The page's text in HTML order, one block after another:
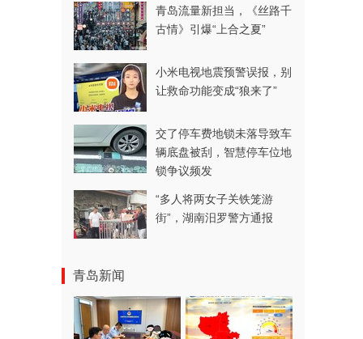
青岛流量新担当，《丝路千
古情》引爆“上合之夏”
小米电视地震预警误报，别
让救命功能变成“狼来了”
交了停车费地锁未落导致车
辆底盘被刮，智慧停车位地
锁争议频发
“多人将两女子关铁笼游
街”，湖南汨罗警方通报
青岛新闻